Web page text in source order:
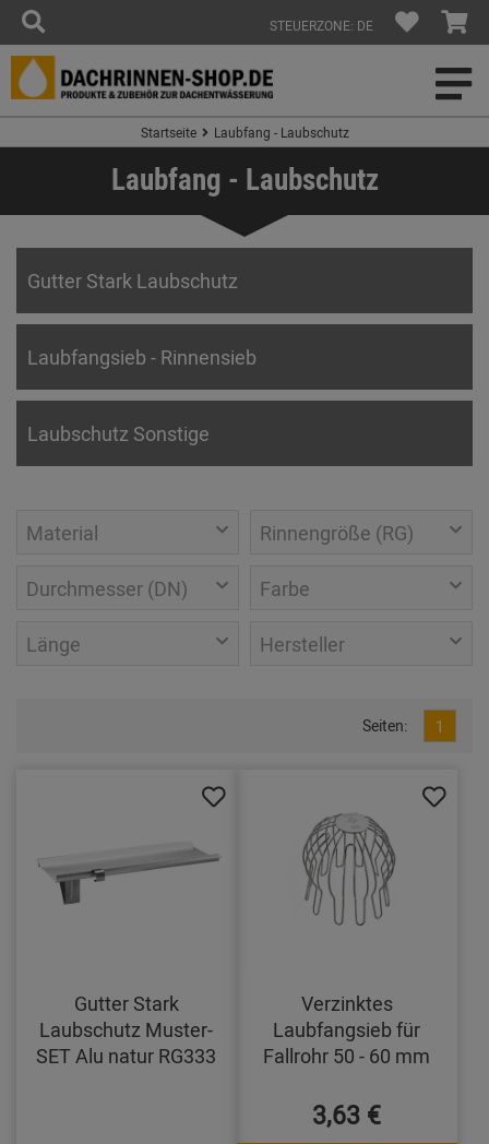
STEUERZONE: DE
Startseite Laubfang - Laubschutz
Laubfang - Laubschutz
Gutter Stark Laubschutz
Laubfangsieb - Rinnensieb
Laubschutz Sonstige
Material Rinnengröße (RG)
Durchmesser (DN) Farbe
Länge Hersteller
Seiten: 1
Gutter Stark
Laubschutz Muster-
SET Alu natur RG333
Verzinktes
Laubfangsieb für
Fallrohr 50 - 60 mm
3,63 €